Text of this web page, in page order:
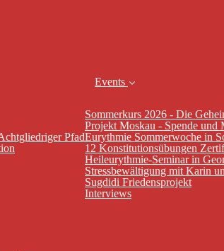
Pfad
Events
Sommerkurs 2026 - Die
Projekt Moskau - Spende und
Eurythmie Sommerwoche in
12 Konstitutionsübungen
Heileurythmie-Seminar in
Stressbewältigung mit Karin
Sugdidi Friedensprojekt
Interviews